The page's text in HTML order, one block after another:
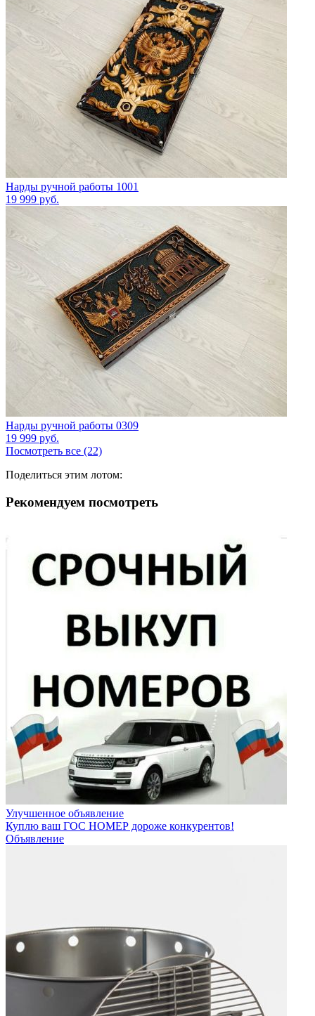
Нарды ручной работы 1001
19 999 руб.
Нарды ручной работы 0309
19 999 руб.
Посмотреть все (22)
Поделиться этим лотом:
Рекомендуем посмотреть
Улучшенное объявление
Куплю ваш ГОС НОМЕР дороже конкурентов!
Объявление